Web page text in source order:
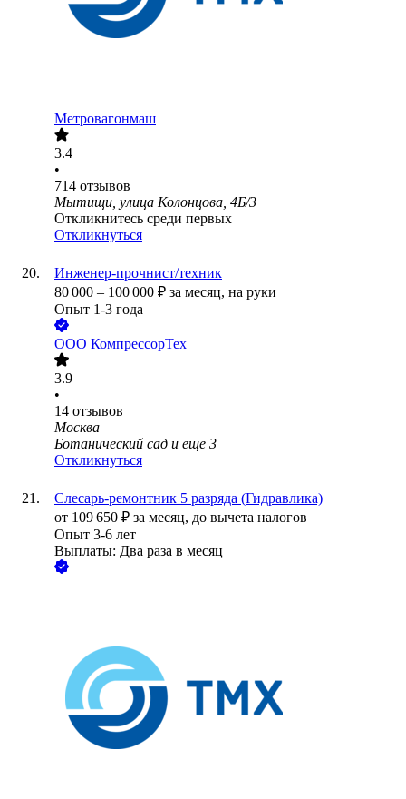
Метровагонмаш
3.4
•
714 отзывов
Мытищи, улица Колонцова, 4Б/3
Откликнитесь среди первых
Откликнуться
Инженер-прочнист/техник
80 000 – 100 000 ₽ за месяц, на руки
Опыт 1-3 года
ООО КомпрессорТех
3.9
•
14 отзывов
Москва
Ботанический сад и еще 3
Откликнуться
Слесарь-ремонтник 5 разряда (Гидравлика)
от 109 650 ₽ за месяц, до вычета налогов
Опыт 3-6 лет
Выплаты: Два раза в месяц